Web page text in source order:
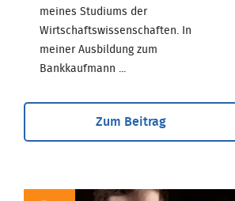
meines Studiums der
Wirtschaftswissenschaften. In
meiner Ausbildung zum
Bankkaufmann ...
Zum Beitrag